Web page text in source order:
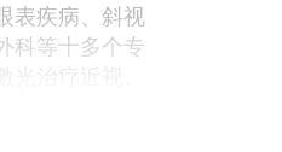
表疾病、斜视
科等十多个专
治疗近视、
、眼视光学
、设备现代